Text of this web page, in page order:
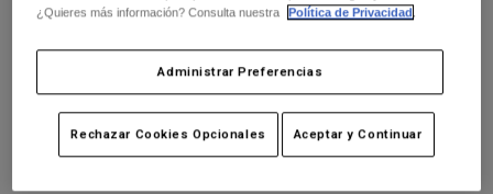
Gafas de protección
Calcetines
Mochilas y accesorios
Recambios
Pantalones
Camisas
Guantes
Opiniones
Camiseta Full Flux para Mujer
N.º de artículo30013
¿Quieres más información? Consulta nuestra
Política de Privacidad.
Administrar Preferencias
Rechazar Cookies Opcionales Aceptar y Continuar